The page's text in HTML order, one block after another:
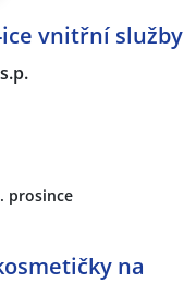
vnitřní služby
prosince
na